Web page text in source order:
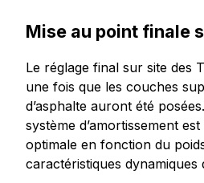
Mise au point finale
Le réglage final sur site des
une fois que les couches
d’asphalte auront été
système d’amortissement
optimale en fonction du
caractéristiques dynamiques